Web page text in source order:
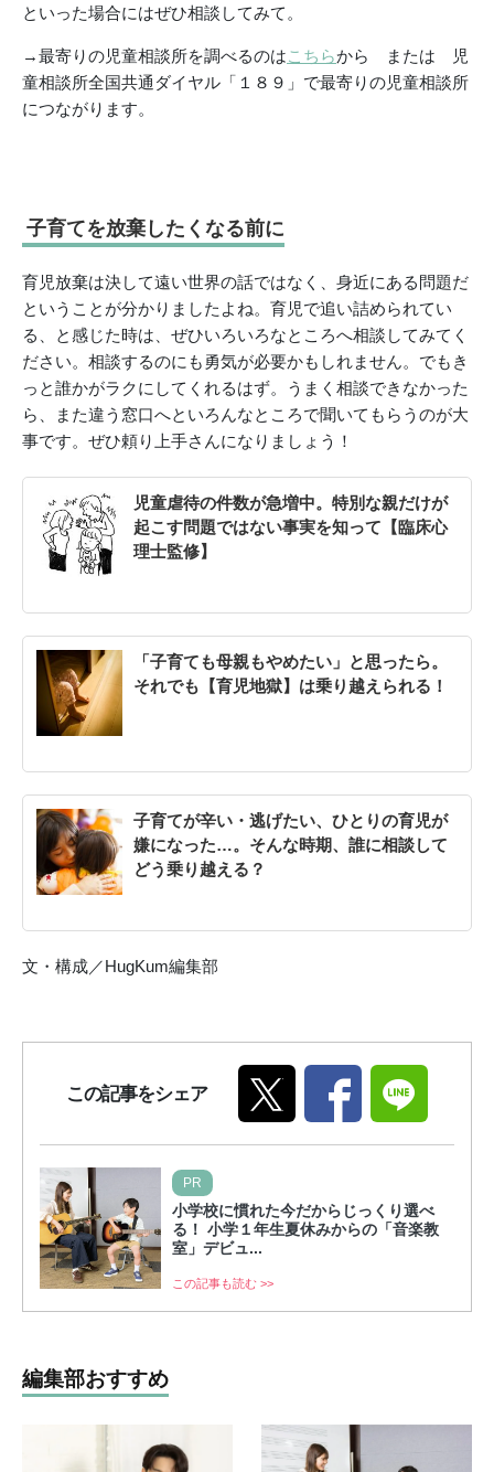
といった場合にはぜひ相談してみて。
→最寄りの児童相談所を調べるのはこちらから または 児
童相談所全国共通ダイヤル「１８９」で最寄りの児童相談所
につながります。
子育てを放棄したくなる前に
育児放棄は決して遠い世界の話ではなく、身近にある問題だ
ということが分かりましたよね。育児で追い詰められてい
る、と感じた時は、ぜひいろいろなところへ相談してみてく
ださい。相談するのにも勇気が必要かもしれません。でもき
っと誰かがラクにしてくれるはず。うまく相談できなかった
ら、また違う窓口へといろんなところで聞いてもらうのが大
事です。ぜひ頼り上手さんになりましょう！
児童虐待の件数が急増中。特別な親だけが
起こす問題ではない事実を知って【臨床心
理士監修】
「子育ても母親もやめたい」と思ったら。
それでも【育児地獄】は乗り越えられる！
子育てが辛い・逃げたい、ひとりの育児が
嫌になった…。そんな時期、誰に相談して
どう乗り越える？
文・構成／HugKum編集部
この記事をシェア
PR
小学校に慣れた今だからじっくり選べ
る！ 小学１年生夏休みからの「音楽教
室」デビュ...
この記事も読む >>
編集部おすすめ